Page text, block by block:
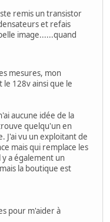
remis un transistor
et refais
image......quand
mesures, mon
128v ainsi que le
aucune idée de la
quelqu'un en
J'ai vu un exploitant de
mais qui remplace les
y a également un
la boutique est
pour m'aider à